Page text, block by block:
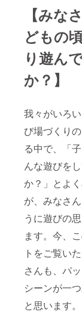
【みな
どもの
り遊ん
か？】
我々がいろ
び場づくり
る中で、「
んな遊びを
か？」とよ
が、みなさ
うに遊びの
ます。今、
トをご覧い
さんも、パ
シーンが一
と思います。